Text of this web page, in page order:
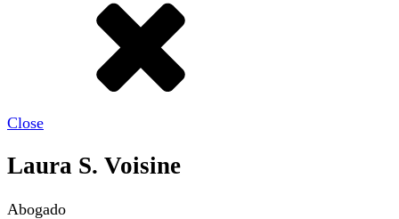
Close
Laura S. Voisine
Abogado